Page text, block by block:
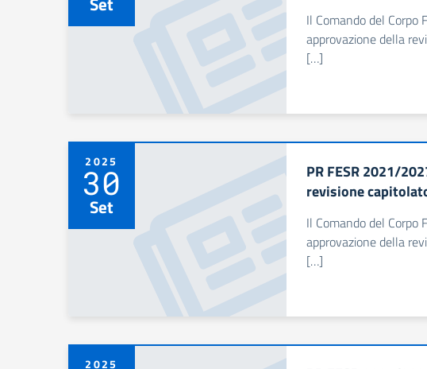
Il Comando del
approvazione della
[…]
2025
30
Set
PR FESR 2021/
revisione
Il Comando del
approvazione della
[…]
2025